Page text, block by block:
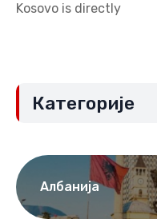
Kosovo is directly
Категорије
Албанија